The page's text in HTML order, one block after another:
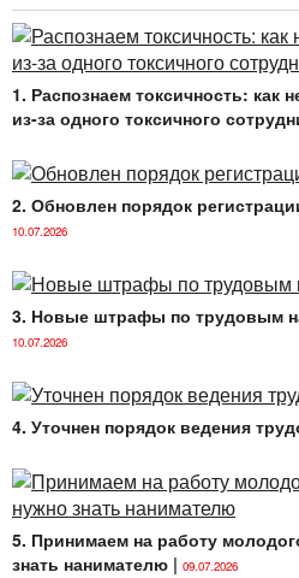
определенном
Пункт 7Инструкции №
продолжительность
составляет:
предоставляемого
предусмотренного
<...>
1. Распознаем токсичность: как
из-за одного токсичного
2. Обновлен порядок
10.07.2026
3. Новые штрафы по трудовым
10.07.2026
4. Уточнен порядок ведения
5. Принимаем на работу
знать нанимателю | 09.07.2026